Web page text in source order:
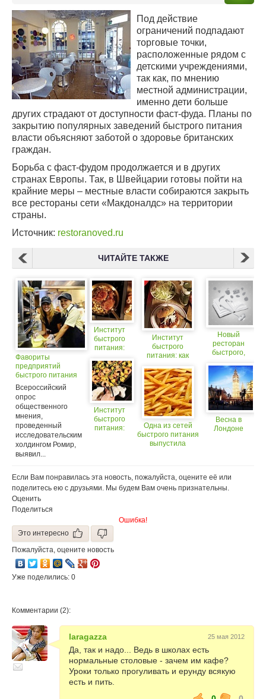
Под действие
ограничений подпадают
торговые точки,
расположенные рядом с
детскими учреждениями,
так как, по мнению
местной администрации,
именно дети больше
других страдают от доступности фаст-фуда. Планы по
закрытию популярных заведений быстрого питания
власти объясняют заботой о здоровье британских
граждан.
Борьба с фаст-фудом продолжается и в других
странах Европы. Так, в Швейцарии готовы пойти на
крайние меры – местные власти собираются закрыть
все рестораны сети «Макдоналдс» на территории
страны.
Источник: restoranoved.ru
ЧИТАЙТЕ ТАКЖЕ
Фавориты
предприятий
быстрого питания
Всероссийский
опрос
общественного
мнения,
проведенный
исследовательским
холдингом Ромир,
выявил...
Институт
быстрого
питания:
сковорода
Институт
быстрого
питания:
Институт
быстрого
питания: как
блюда из
свинины?
Одна из сетей
быстрого питания
выпустила
Новый
ресторан
быстрого,
питания
обещает
революцию
в мире фаст-
фуда
Весна в
Лондоне
Если Вам понравилась эта новость, пожалуйста, оцените её или
поделитесь ею с друзьями. Мы будем Вам очень признательны.
Оценить
Поделиться
Ошибка!
Это интересно
Пожалуйста, оцените новость
Уже поделились: 0
Комментарии (2):
laragazza 25 мая 2012
Да, так и надо... Ведь в школах есть
нормальные столовые - зачем им кафе?
Уроки только прогуливать и ерунду всякую
есть и пить.